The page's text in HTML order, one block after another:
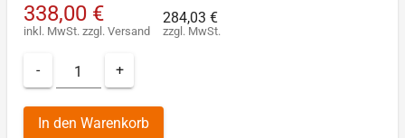
338,00 €
inkl. MwSt. zzgl. Versand
284,03 €
zzgl. MwSt.
- +
In den Warenkorb